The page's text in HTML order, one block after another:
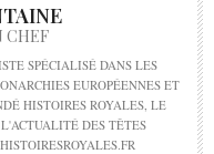
CHEF
SPÉCIALISÉ DANS LES
EUROPÉENNES ET
HISTOIRES ROYALES, LE
DES TÊTES